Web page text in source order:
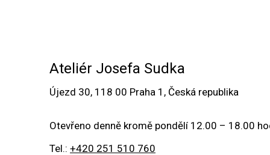
Ateliér Josefa Sudka
Újezd 30, 118 00 Praha 1, Česká republika
Otevřeno denně kromě pondělí 12.00 – 18.00
Tel.: +420 251 510 760